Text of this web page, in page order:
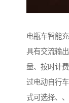
电瓶车智能
具有交流输
量、按时计
过电动自行
式可选择、